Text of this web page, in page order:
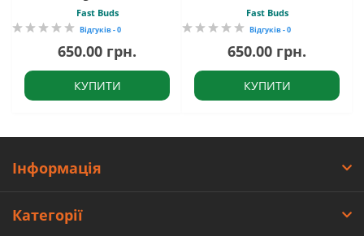
Fast Buds
Відгуків - 0
650.00 грн.
КУПИТИ
Fast Buds
Відгуків - 0
650.00 грн.
КУПИТИ
Інформація
Категорії